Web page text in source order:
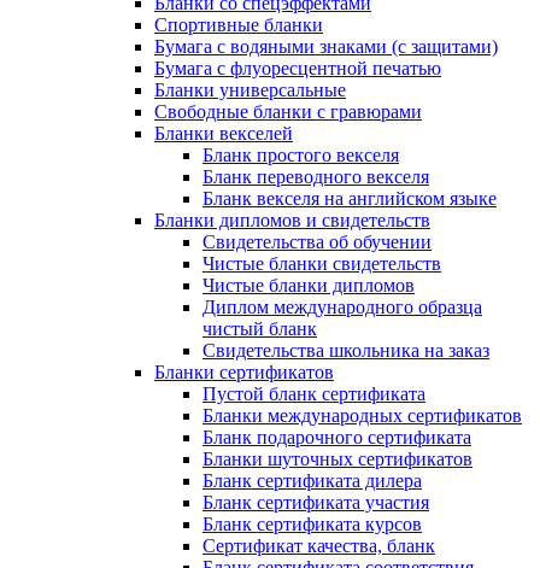
Спортивные бланки
Бумага с водяными знаками (с защитами)
Бумага с флуоресцентной печатью
Бланки универсальные
Свободные бланки с гравюрами
Бланки векселей
Бланк простого векселя
Бланк переводного векселя
Бланк векселя на английском языке
Бланки дипломов и свидетельств
Свидетельства об обучении
Чистые бланки свидетельств
Чистые бланки дипломов
Диплом международного образца
чистый бланк
Свидетельства школьника на заказ
Бланки сертификатов
Пустой бланк сертификата
Бланки международных сертификатов
Бланк подарочного сертификата
Бланки шуточных сертификатов
Бланк сертификата дилера
Бланк сертификата участия
Бланк сертификата курсов
Сертификат качества, бланк